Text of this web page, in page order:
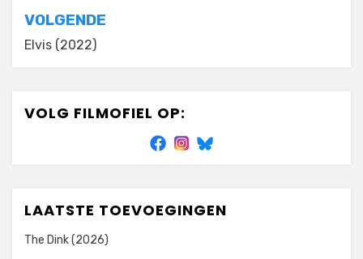
VOLGENDE
Elvis (2022)
VOLG FILMOFIEL OP:
LAATSTE TOEVOEGINGEN
The Dink (2026)